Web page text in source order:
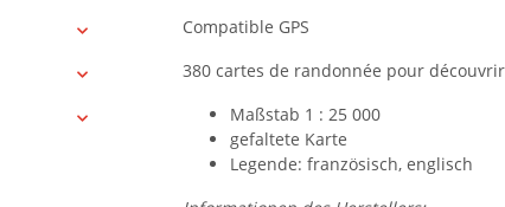
Compatible GPS
380 cartes de randonnée pour
Maßstab 1 : 25 000
gefaltete Karte
Legende: französisch, englisch